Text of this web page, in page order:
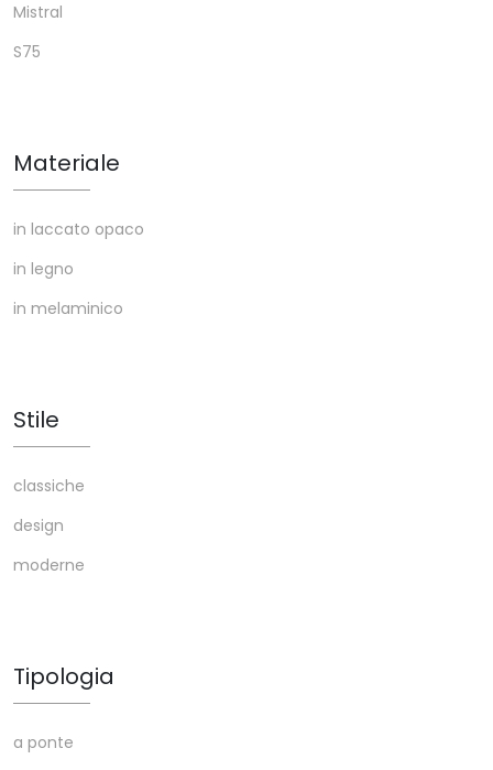
Mistral
S75
Materiale
in laccato opaco
in legno
in melaminico
Stile
classiche
design
moderne
Tipologia
a ponte